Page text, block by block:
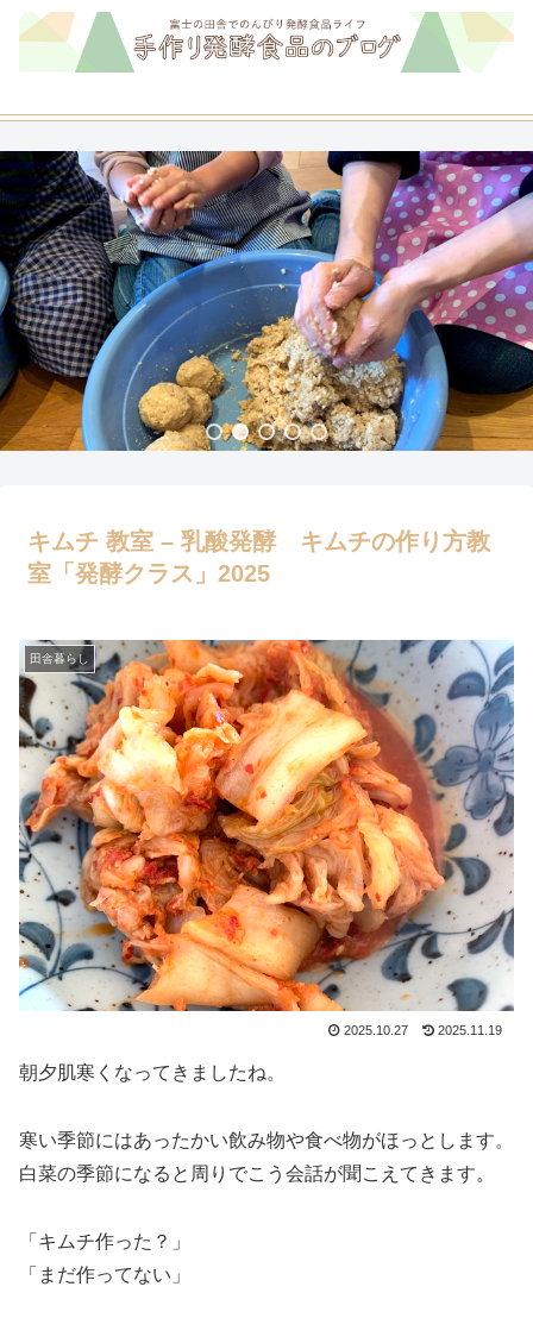
キムチ 教室 – 乳酸発酵 キムチの作り方教
室「発酵クラス」2025
田舎暮らし
2025.10.27 2025.11.19
朝夕肌寒くなってきましたね。
寒い季節にはあったかい飲み物や食べ物がほっとします。
白菜の季節になると周りでこう会話が聞こえてきます。
「キムチ作った？」
「まだ作ってない」